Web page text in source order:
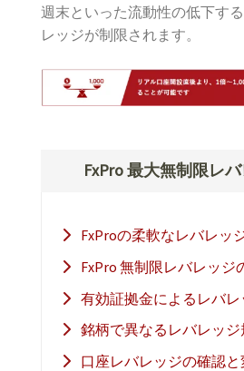
週末といった流動性の低下す
レッジが制限されます。
FxPro 最大無制限レ
FxProの柔軟なレバレッ
FxPro 無制限レバレッジ
有効証拠金によるレバレ
銘柄で異なるレバレッジ
口座レバレッジの確認